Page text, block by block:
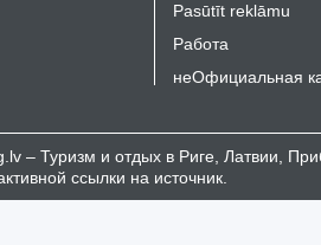
Pasūtīt reklāmu
Работа
неОфициальная
– Туризм и отдых в Риге, Латвии,
ссылки на источник.